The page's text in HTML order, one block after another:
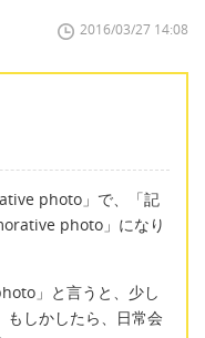
2016/03/27 14:08
photo」で、「記
photo」になり
」と言うと、少し
もしかしたら、日常会